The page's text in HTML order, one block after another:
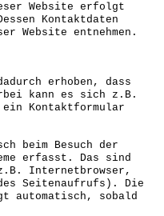
Website erfolgt
Kontaktdaten
Website entnehmen.
erhoben, dass
kann es sich z.B.
Kontaktformular
beim Besuch der
erfasst. Das sind
Internetbrowser,
Seitenaufrufs). Die
automatisch, sobald